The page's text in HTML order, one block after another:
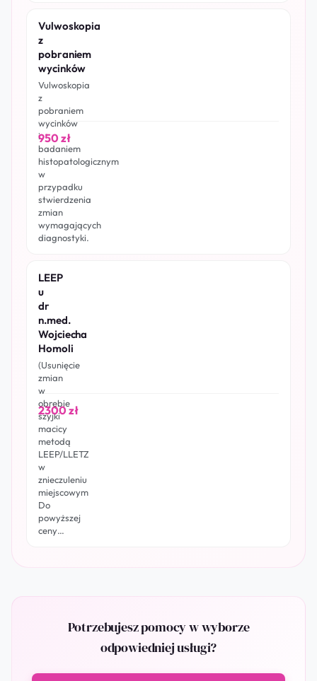
Vulwoskopia
z
pobraniem
wycinków
Vulwoskopia
z
pobraniem
wycinków
i
badaniem
histopatologicznym
w
przypadku
stwierdzenia
zmian
wymagających
diagnostyki.
950 zł
LEEP
u
dr
n.med.
Wojciecha
Homoli
(Usunięcie
zmian
w
obrębie
szyjki
macicy
metodą
LEEP/LLETZ
w
znieczuleniu
miejscowym
Do
powyższej
ceny…
2300 zł
Potrzebujesz pomocy w wyborze
odpowiedniej usługi?